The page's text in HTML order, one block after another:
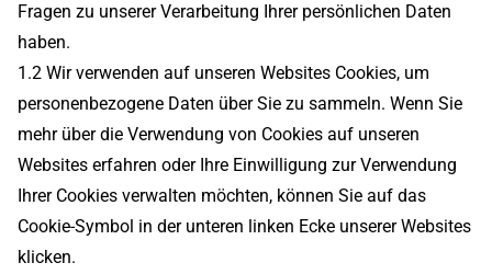
Fragen zu unserer Verarbeitung Ihrer persönlichen Daten
haben.
1.2 Wir verwenden auf unseren Websites Cookies, um
personenbezogene Daten über Sie zu sammeln. Wenn Sie
mehr über die Verwendung von Cookies auf unseren
Websites erfahren oder Ihre Einwilligung zur Verwendung
Ihrer Cookies verwalten möchten, können Sie auf das
Cookie-Symbol in der unteren linken Ecke unserer Websites
klicken.